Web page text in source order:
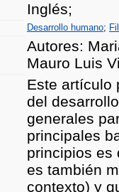
Inglés;
Desarrollo humano;
Autores:
Mauro Luis
Este artículo
del
generales
principales
principios es
es también
contexto) y